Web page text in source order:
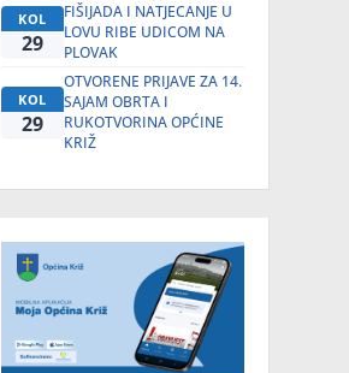
KOL
29
FIŠIJADA I NATJECANJE U
LOVU RIBE UDICOM NA
PLOVAK
KOL
29
OTVORENE PRIJAVE ZA 14.
SAJAM OBRTA I
RUKOTVORINA OPĆINE
KRIŽ